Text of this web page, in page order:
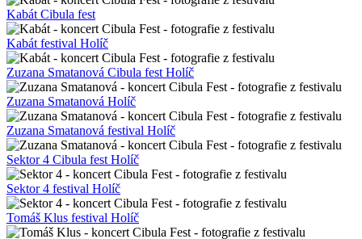
Kabát Cibula fest
Kabát festival Holíč
Zuzana Smatanová Cibula fest Holíč
Zuzana Smatanová Holíč
Zuzana Smatanová festival Holíč
Sektor 4 Cibula fest Holíč
Sektor 4 festival Holíč
Tomáš Klus festival Holíč